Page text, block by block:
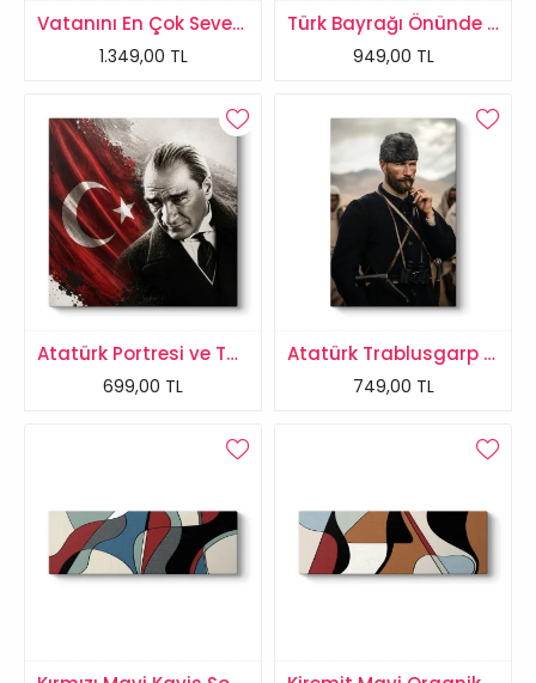
Vatanını En Çok Seven Atatürk Tablosu
1.349,00 TL
Türk Bayrağı Önünde Atatürk Portresi
949,00 TL
Atatürk Portresi ve Türk Bayrağı
699,00 TL
Atatürk Trablusgarp Tablosu
749,00 TL